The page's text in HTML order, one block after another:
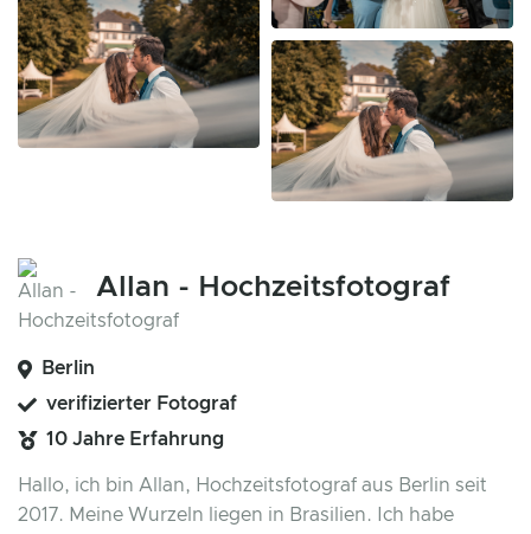
Allan - Hochzeitsfotograf
Berlin
verifizierter Fotograf
10 Jahre Erfahrung
Hallo, ich bin Allan, Hochzeitsfotograf aus Berlin seit
2017. Meine Wurzeln liegen in Brasilien. Ich habe